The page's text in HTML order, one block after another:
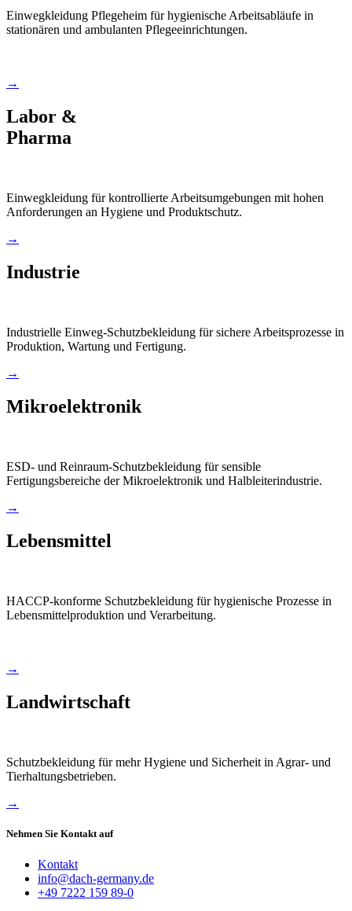
Einwegkleidung Pflegeheim für hygienische Arbeitsabläufe in
stationären und ambulanten Pflegeeinrichtungen.
→
Labor &
Pharma
Einwegkleidung für kontrollierte Arbeitsumgebungen mit hohen
Anforderungen an Hygiene und Produktschutz.
→
Industrie
Industrielle Einweg-Schutzbekleidung für sichere Arbeitsprozesse in
Produktion, Wartung und Fertigung.
→
Mikroelektronik
ESD- und Reinraum-Schutzbekleidung für sensible
Fertigungsbereiche der Mikroelektronik und Halbleiterindustrie.
→
Lebensmittel
HACCP-konforme Schutzbekleidung für hygienische Prozesse in
Lebensmittelproduktion und Verarbeitung.
→
Landwirtschaft
Schutzbekleidung für mehr Hygiene und Sicherheit in Agrar- und
Tierhaltungsbetrieben.
→
Nehmen Sie Kontakt auf
Kontakt
info@dach-germany.de
+49 7222 159 89-0